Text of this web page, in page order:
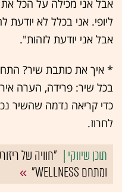
אבל אני מכילה על הכל את
ליופי. אני בכלל לא יודעת
אבל אני יודעת לזהות".
* איך את כותבת שיר?
בכל שיר: פרידה, הערה
כדי קריאה נדמה שהשיר
לחרוז.
"חוויה של
ומתחם WELLNESS"